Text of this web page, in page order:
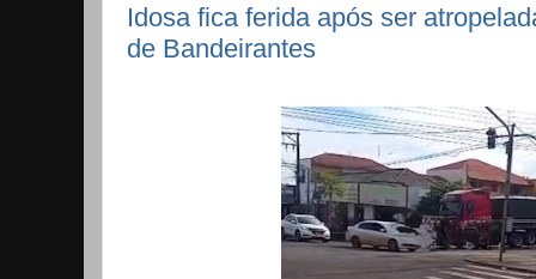
Idosa fica ferida após ser
de Bandeirantes